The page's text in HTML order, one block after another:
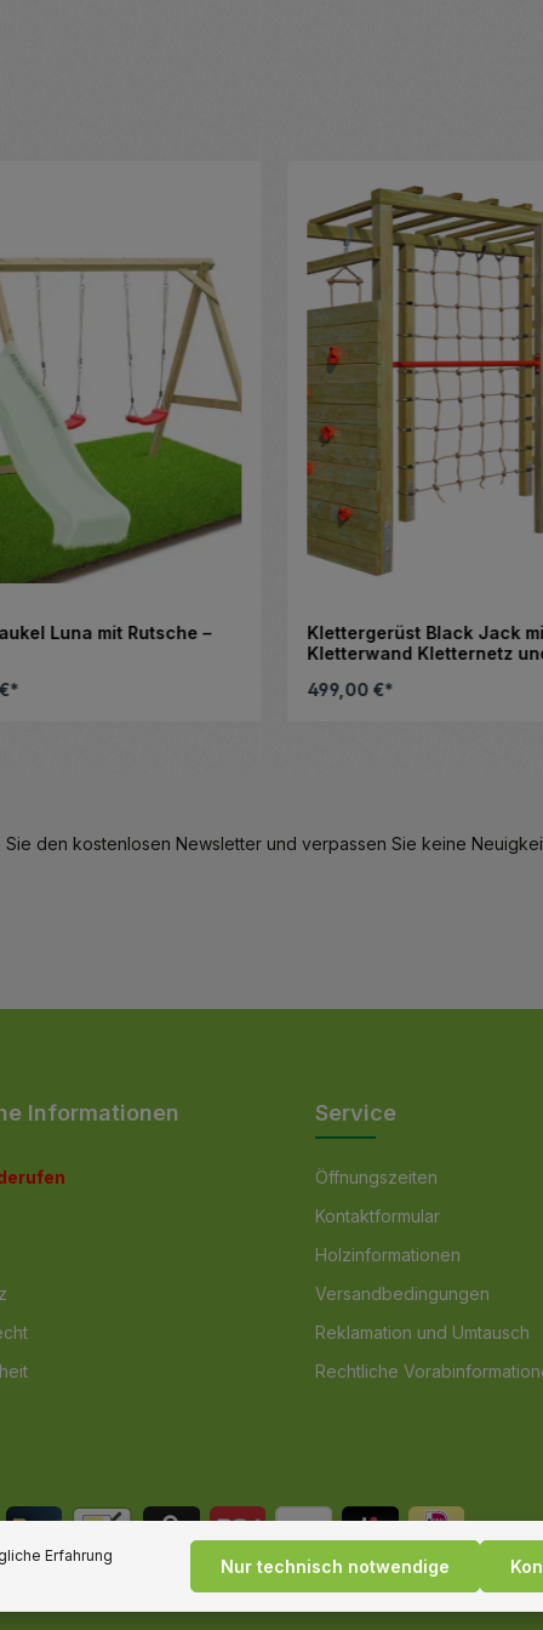
Luna mit Rutsche –
Klettergerüst Black Jack
Kletterwand Kletternetz
499,00 €*
Sie den kostenlosen Newsletter und verpassen Sie keine
Informationen Service
Öffnungszeiten
Kontaktformular
Holzinformationen
Versandbedingungen
Reklamation und Umtausch
Rechtliche
Erfahrung
Nur technisch notwendige